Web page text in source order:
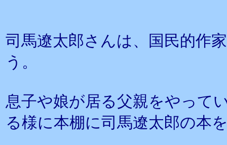
司馬遼太郎さんは、国民的作
う。
息子や娘が居る父親をやって
る様に本棚に司馬遼太郎の本